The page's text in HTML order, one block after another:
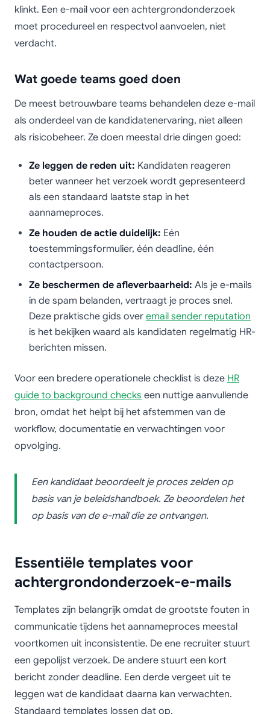
klinkt. Een e-mail voor een achtergrondonderzoek
moet procedureel en respectvol aanvoelen, niet
verdacht.
Wat goede teams goed doen
De meest betrouwbare teams behandelen deze e-mail
als onderdeel van de kandidatenervaring, niet alleen
als risicobeheer. Ze doen meestal drie dingen goed:
Ze leggen de reden uit: Kandidaten reageren
beter wanneer het verzoek wordt gepresenteerd
als een standaard laatste stap in het
aannameproces.
Ze houden de actie duidelijk: Eén
toestemmingsformulier, één deadline, één
contactpersoon.
Ze beschermen de afleverbaarheid: Als je e-mails
in de spam belanden, vertraagt je proces snel.
Deze praktische gids over email sender reputation
is het bekijken waard als kandidaten regelmatig HR-
berichten missen.
Voor een bredere operationele checklist is deze HR
guide to background checks een nuttige aanvullende
bron, omdat het helpt bij het afstemmen van de
workflow, documentatie en verwachtingen voor
opvolging.
Een kandidaat beoordeelt je proces zelden op
basis van je beleidshandboek. Ze beoordelen het
op basis van de e-mail die ze ontvangen.
Essentiële templates voor
achtergrondonderzoek-e-mails
Templates zijn belangrijk omdat de grootste fouten in
communicatie tijdens het aannameproces meestal
voortkomen uit inconsistentie. De ene recruiter stuurt
een gepolijst verzoek. De andere stuurt een kort
bericht zonder deadline. Een derde vergeet uit te
leggen wat de kandidaat daarna kan verwachten.
Standaard templates lossen dat op.